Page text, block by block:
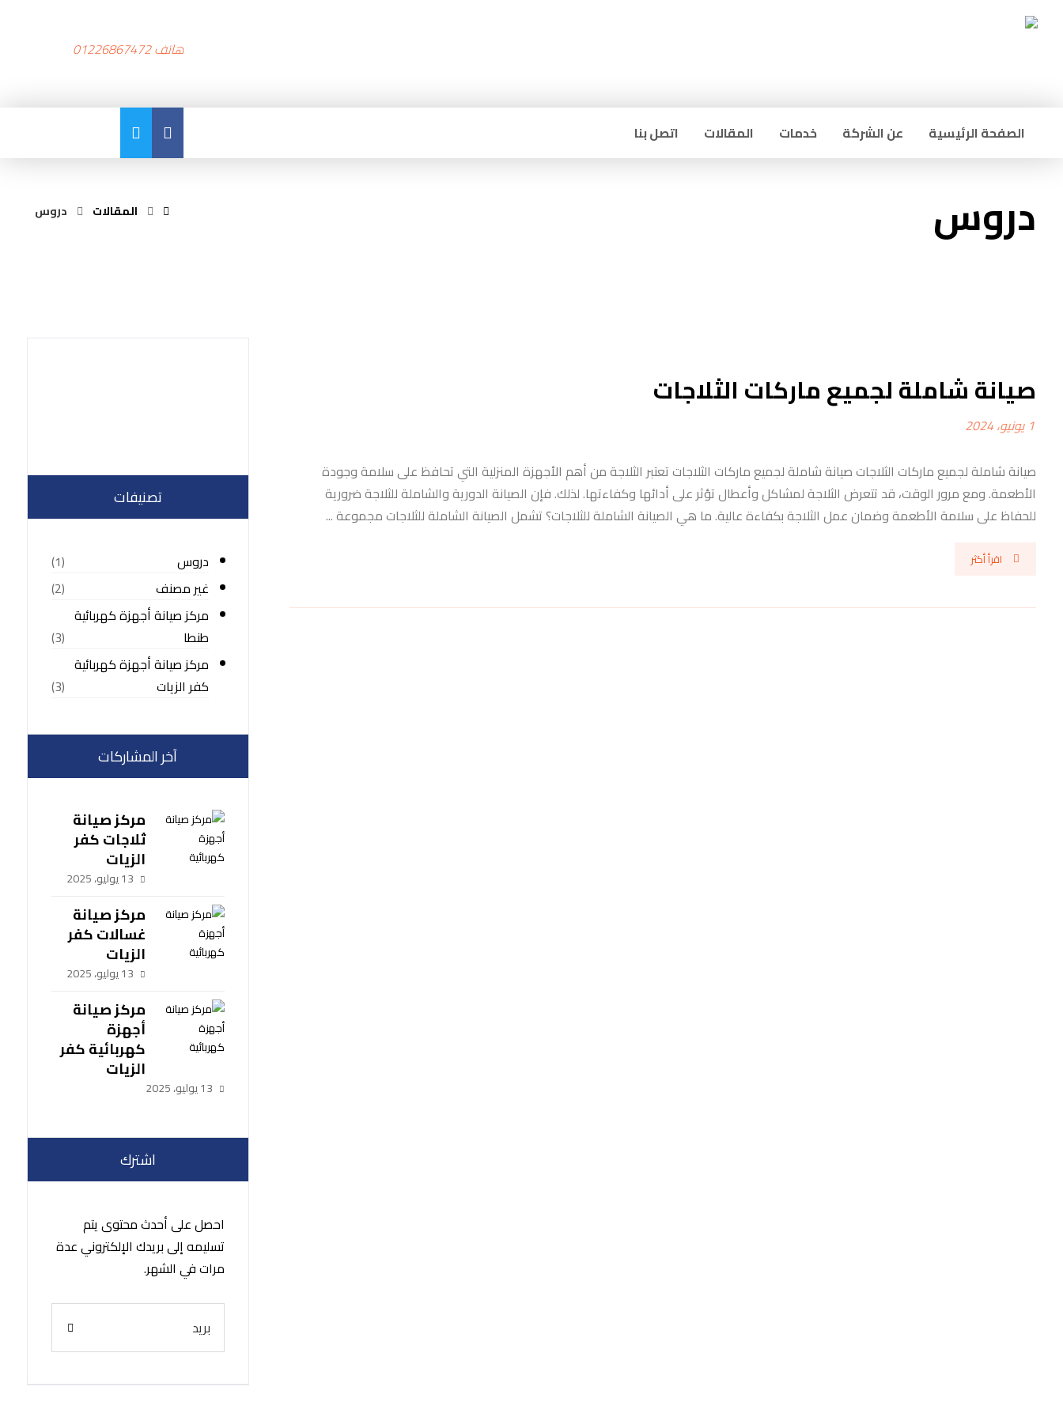
هاتف 01226867472
الصفحة الرئيسية عن الشركة خدمات المقالات اتصل بنا
دروس المقالات دروس
صيانة شاملة لجميع ماركات الثلاجات
1 يونيو، 2024
صيانة شاملة لجميع ماركات الثلاجات صيانة شاملة لجميع ماركات الثلاجات تعتبر الثلاجة من أهم الأجهزة المنزلية التي تحافظ على سلامة وجودة
الأطعمة. ومع مرور الوقت، قد تتعرض الثلاجة لمشاكل وأعطال تؤثر على أدائها وكفاءتها. لذلك. فإن الصيانة الدورية والشاملة للثلاجة ضرورية
للحفاظ على سلامة الأطعمة وضمان عمل الثلاجة بكفاءة عالية. ما هي الصيانة الشاملة للثلاجات؟ تشمل الصيانة الشاملة للثلاجات مجموعة ...
اقرأ أكثر
تصنيفات
دروس
(1)
غير مصنف
(2)
مركز صيانة أجهزة كهربائية
طنطا
(3)
مركز صيانة أجهزة كهربائية
كفر الزيات
(3)
آخر المشاركات
مركز صيانة
ثلاجات كفر
الزيات
13 يوليو، 2025
مركز صيانة
غسالات كفر
الزيات
13 يوليو، 2025
مركز صيانة
أجهزة
كهربائية كفر
الزيات
13 يوليو، 2025
اشترك
احصل على أحدث محتوى يتم
تسليمه إلى بريدك الإلكتروني عدة
مرات في الشهر.